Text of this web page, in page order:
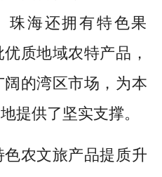
珠海还拥有特色果
质地域农特产品，
的湾区市场，为本
提供了坚实支撑。
农文旅产品提质升